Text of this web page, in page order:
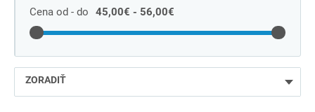
Cena od - do 45,00€ - 56,00€
ZORADIŤ